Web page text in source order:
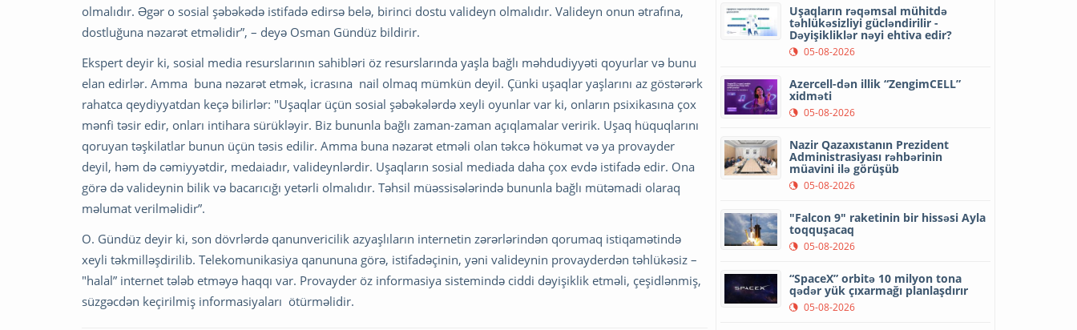
olmalıdır. Əgər o sosial şəbəkədə istifadə edirsə belə, birinci dostu valideyn olmalıdır. Valideyn onun ətrafına,
dostluğuna nəzarət etməlidir”, – deyə Osman Gündüz bildirir.
Ekspert deyir ki, sosial media resurslarının sahibləri öz resurslarında yaşla bağlı məhdudiyyəti qoyurlar və bunu
elan edirlər. Amma buna nəzarət etmək, icrasına nail olmaq mümkün deyil. Çünki uşaqlar yaşlarını az göstərərk
rahatca qeydiyyatdan keçə bilirlər: "Uşaqlar üçün sosial şəbəkələrdə xeyli oyunlar var ki, onların psixikasına çox
mənfi təsir edir, onları intihara sürükləyir. Biz bununla bağlı zaman-zaman açıqlamalar veririk. Uşaq hüquqlarını
qoruyan təşkilatlar bunun üçün təsis edilir. Amma buna nəzarət etməli olan təkcə hökumət və ya provayder
deyil, həm də cəmiyyətdir, medaiadır, valideynlərdir. Uşaqların sosial mediada daha çox evdə istifadə edir. Ona
görə də valideynin bilik və bacarıcığı yetərli olmalıdır. Təhsil müəssisələrində bununla bağlı mütəmadi olaraq
məlumat verilməlidir”.
O. Gündüz deyir ki, son dövrlərdə qanunvericilik azyaşlıların internetin zərərlərindən qorumaq istiqamətində
xeyli təkmilləşdirilib. Telekomunikasiya qanununa görə, istifadəçinin, yəni valideynin provayderdən təhlükəsiz –
"halal” internet tələb etməyə haqqı var. Provayder öz informasiya sistemində ciddi dəyişiklik etməli, çeşidlənmiş,
süzgəcdən keçirilmiş informasiyaları ötürməlidir.
Uşaqların rəqəmsal mühitdə
təhlükəsizliyi gücləndirilir -
Dəyişikliklər nəyi ehtiva edir?
05-08-2026
Azercell-dən illik “ZengimCELL”
xidməti
05-08-2026
Nazir Qazaxıstanın Prezident
Administrasiyası rəhbərinin
müavini ilə görüşüb
05-08-2026
"Falcon 9" raketinin bir hissəsi Ayla
toqquşacaq
05-08-2026
“SpaceX” orbitə 10 milyon tona
qədər yük çıxarmağı planlaşdırır
05-08-2026